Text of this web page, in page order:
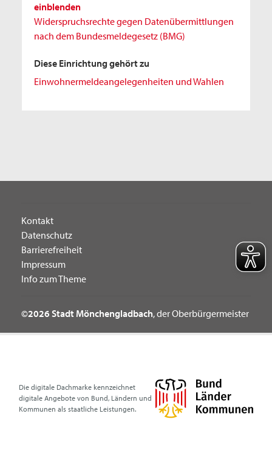
einblenden
Widerspruchsrechte gegen Datenübermittlungen
nach dem Bundesmeldegesetz (BMG)
Diese Einrichtung gehört zu
Einwohnermeldeangelegenheiten und Wahlen
Kontakt
Datenschutz
Barrierefreiheit
Impressum
Info zum Theme
©2026 Stadt Mönchengladbach, der Oberbürgermeister
Die digitale Dachmarke kennzeichnet
digitale Angebote von Bund, Ländern und
Kommunen als staatliche Leistungen.